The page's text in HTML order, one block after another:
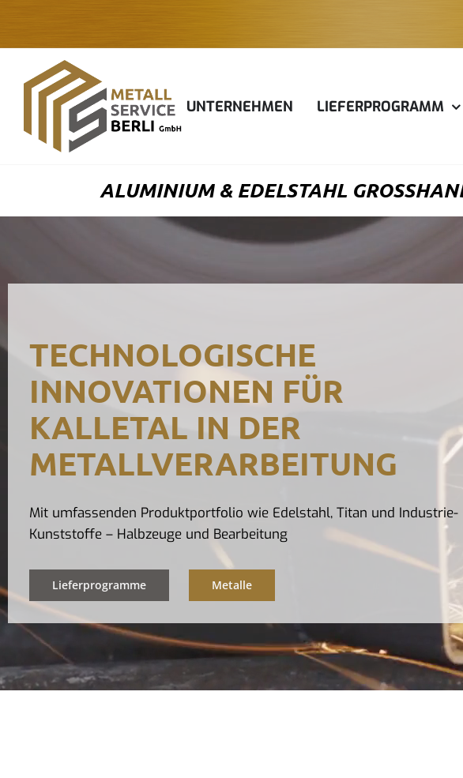
springen
UNTERNEHMEN LIEFERPROGRAMM
ALUMINIUM & EDELSTAHL
TECHNOLOGISCHE
INNOVATIONEN FÜR
KALLETAL IN DER
METALLVERARBEITUNG
Mit umfassenden Produktportfolio wie Edelstahl, Titan und Industrie-
Kunststoffe – Halbzeuge und Bearbeitung
Lieferprogramme Metalle